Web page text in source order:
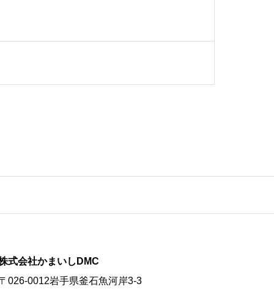
式会社かまいしDMC
026-0012岩手県釜石魚河岸3-3